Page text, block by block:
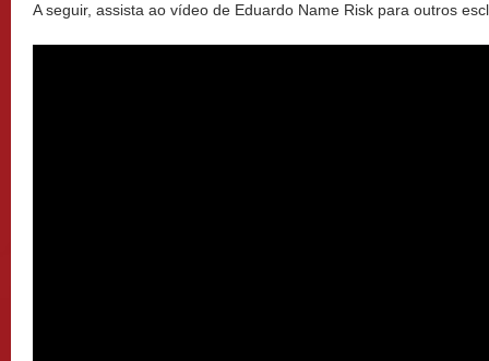
A seguir, assista ao vídeo de Eduardo Name Risk para outros